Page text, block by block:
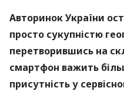
Авторинок України
просто сукупністю
перетворившись на
смартфон важить
присутність у